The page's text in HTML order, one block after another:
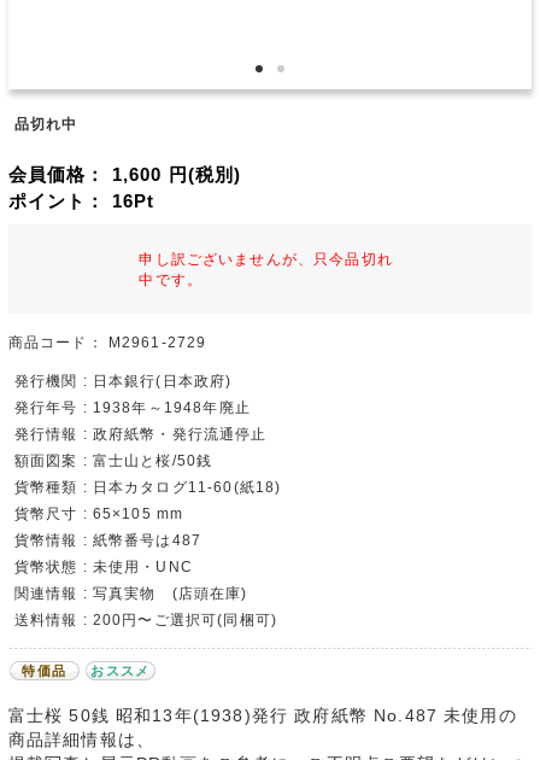
品切れ中
会員価格： 1,600 円(税別)
ポイント： 16Pt
申し訳ございませんが、只今品切れ
中です。
商品コード： M2961-2729
発行機関 : 日本銀行(日本政府)
発行年号 : 1938年～1948年廃止
発行情報 : 政府紙幣・発行流通停止
額面図案 : 富士山と桜/50銭
貨幣種類 : 日本カタログ11-60(紙18)
貨幣尺寸 : 65×105 mm
貨幣情報 : 紙幣番号は487
貨幣状態 : 未使用・UNC
関連情報 : 写真実物 (店頭在庫)
送料情報 : 200円〜ご選択可(同梱可)
特価品 おススメ
富士桜 50銭 昭和13年(1938)発行 政府紙幣 No.487 未使用の
商品詳細情報は、